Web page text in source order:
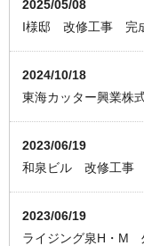
2025/05/08
I様邸 改修工事 完
2024/10/18
東海カッター興業
2023/06/19
和泉ビル 改修工事
2023/06/19
ライジング泉H・M